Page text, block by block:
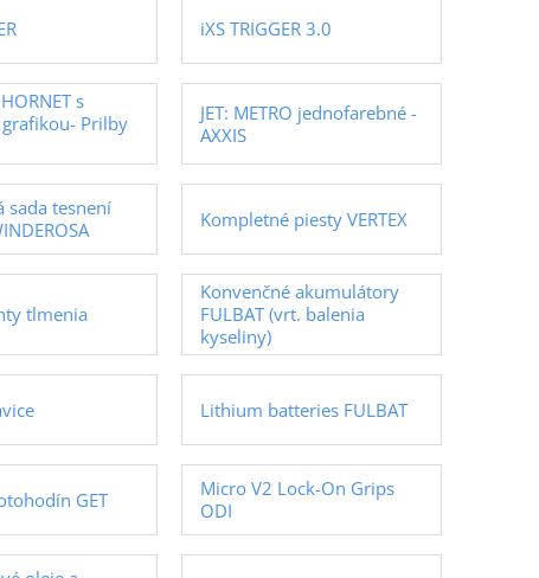
iXS TRIGGER 3.0
s
Prilby
JET: METRO jednofarebné -
AXXIS
sada tesnení
Kompletné piesty VERTEX
tlmenia
Konvenčné akumulátory
FULBAT (vrt. balenia
kyseliny)
Lithium batteries FULBAT
GET
Micro V2 Lock-On Grips
ODI